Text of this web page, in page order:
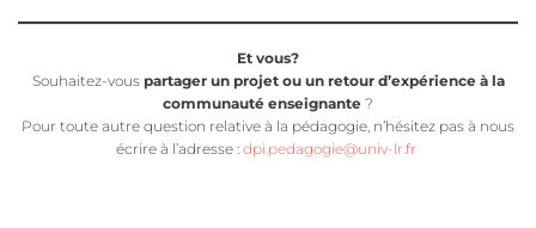
Et vous?
Souhaitez-vous partager un projet ou un retour d’expérience à la
communauté enseignante ?
Pour toute autre question relative à la pédagogie, n’hésitez pas à nous
écrire à l’adresse : dpi.pedagogie@univ-lr.fr